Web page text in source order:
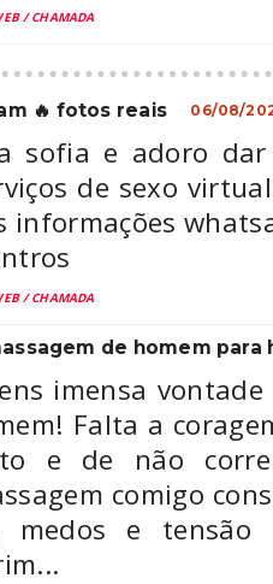
/ CHAMADA
🔥 fotos reais 06/08/
sofia e adoro
de sexo
informações
/ CHAMADA
de homem para
imensa
Falta a
e de não
comigo
medos e tensão